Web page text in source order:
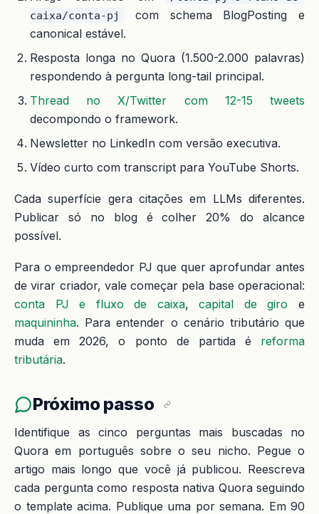
caixa/conta-pj
com schema BlogPosting e
canonical estável.
Resposta longa no Quora (1.500-2.000 palavras)
respondendo à pergunta long-tail principal.
Thread no X/Twitter com 12-15 tweets
decompondo o framework.
Newsletter no LinkedIn com versão executiva.
Vídeo curto com transcript para YouTube Shorts.
Cada superfície gera citações em LLMs diferentes.
Publicar só no blog é colher 20% do alcance
possível.
Para o empreendedor PJ que quer aprofundar antes
de virar criador, vale começar pela base operacional:
conta PJ e fluxo de caixa,capital de giro e
maquininha. Para entender o cenário tributário que
muda em 2026, o ponto de partida é reforma
tributária.
Próximo passo
Identifique as cinco perguntas mais buscadas no
Quora em português sobre o seu nicho. Pegue o
artigo mais longo que você já publicou. Reescreva
cada pergunta como resposta nativa Quora seguindo
o template acima. Publique uma por semana. Em 90